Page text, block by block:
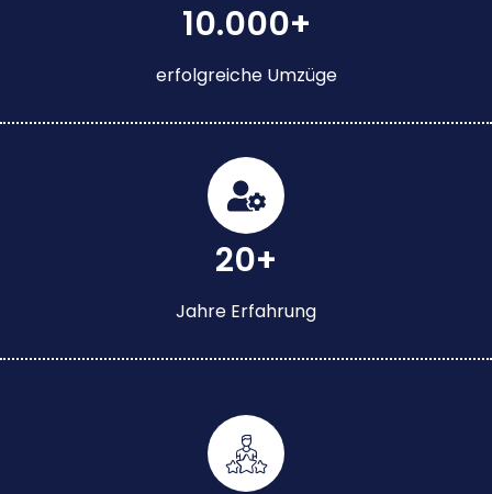
10.000+
erfolgreiche Umzüge
20+
Jahre Erfahrung